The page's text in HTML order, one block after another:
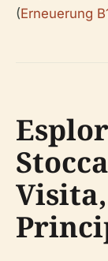
(Erneuerung